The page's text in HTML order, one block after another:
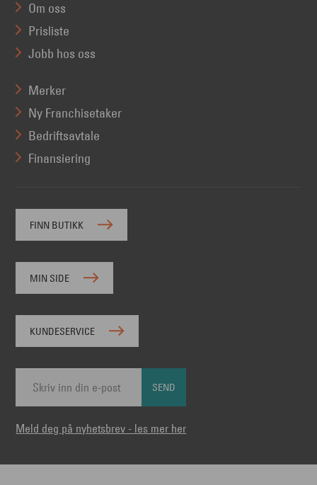
Om oss
Prisliste
Jobb hos oss
Merker
Ny Franchisetaker
Bedriftsavtale
Finansiering
FINN BUTIKK
MIN SIDE
KUNDESERVICE
SEND
Meld deg på nyhetsbrev - les mer her